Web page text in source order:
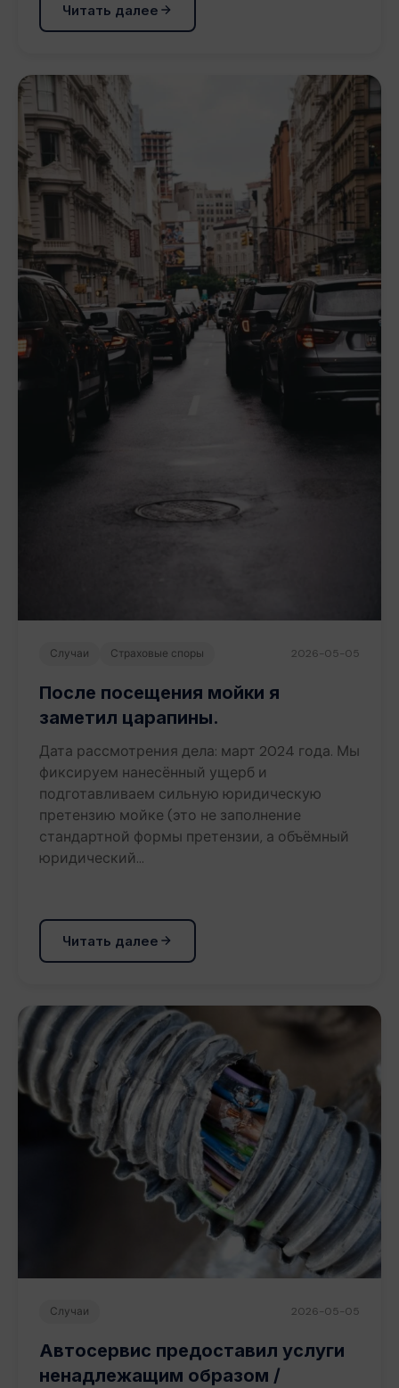
Читать далее
Случаи Страховые споры 2026-05-05
После посещения мойки я
заметил царапины.
Дата рассмотрения дела: март 2024 года. Мы
фиксируем нанесённый ущерб и
подготавливаем сильную юридическую
претензию мойке (это не заполнение
стандартной формы претензии, а объёмный
юридический…
Читать далее
Случаи 2026-05-05
Автосервис предоставил услуги
ненадлежащим образом /